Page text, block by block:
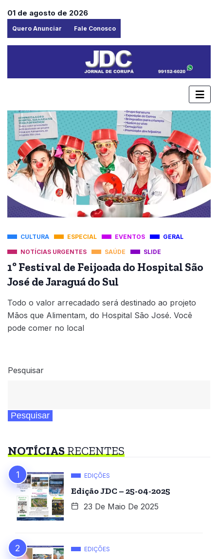
01 de agosto de 2026
Quero Anunciar Fale Conosco
CULTURA ESPECIAL EVENTOS GERAL
NOTÍCIAS URGENTES SAÚDE SLIDE
1º Festival de Feijoada do Hospital São
José de Jaraguá do Sul
Todo o valor arrecadado será destinado ao projeto
Mãos que Alimentam, do Hospital São José. Você
pode comer no local
Pesquisar
Pesquisar
NOTÍCIASRECENTES
EDIÇÕES
Edição JDC – 25-04-2025
23 De Maio De 2025
EDIÇÕES